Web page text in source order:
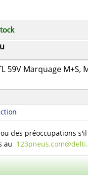
59V Marquage M+S,
des préoccupations s'il
au